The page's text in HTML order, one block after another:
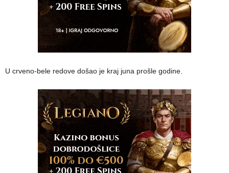
U crveno-bele redove došao je kraj juna prošle godine.